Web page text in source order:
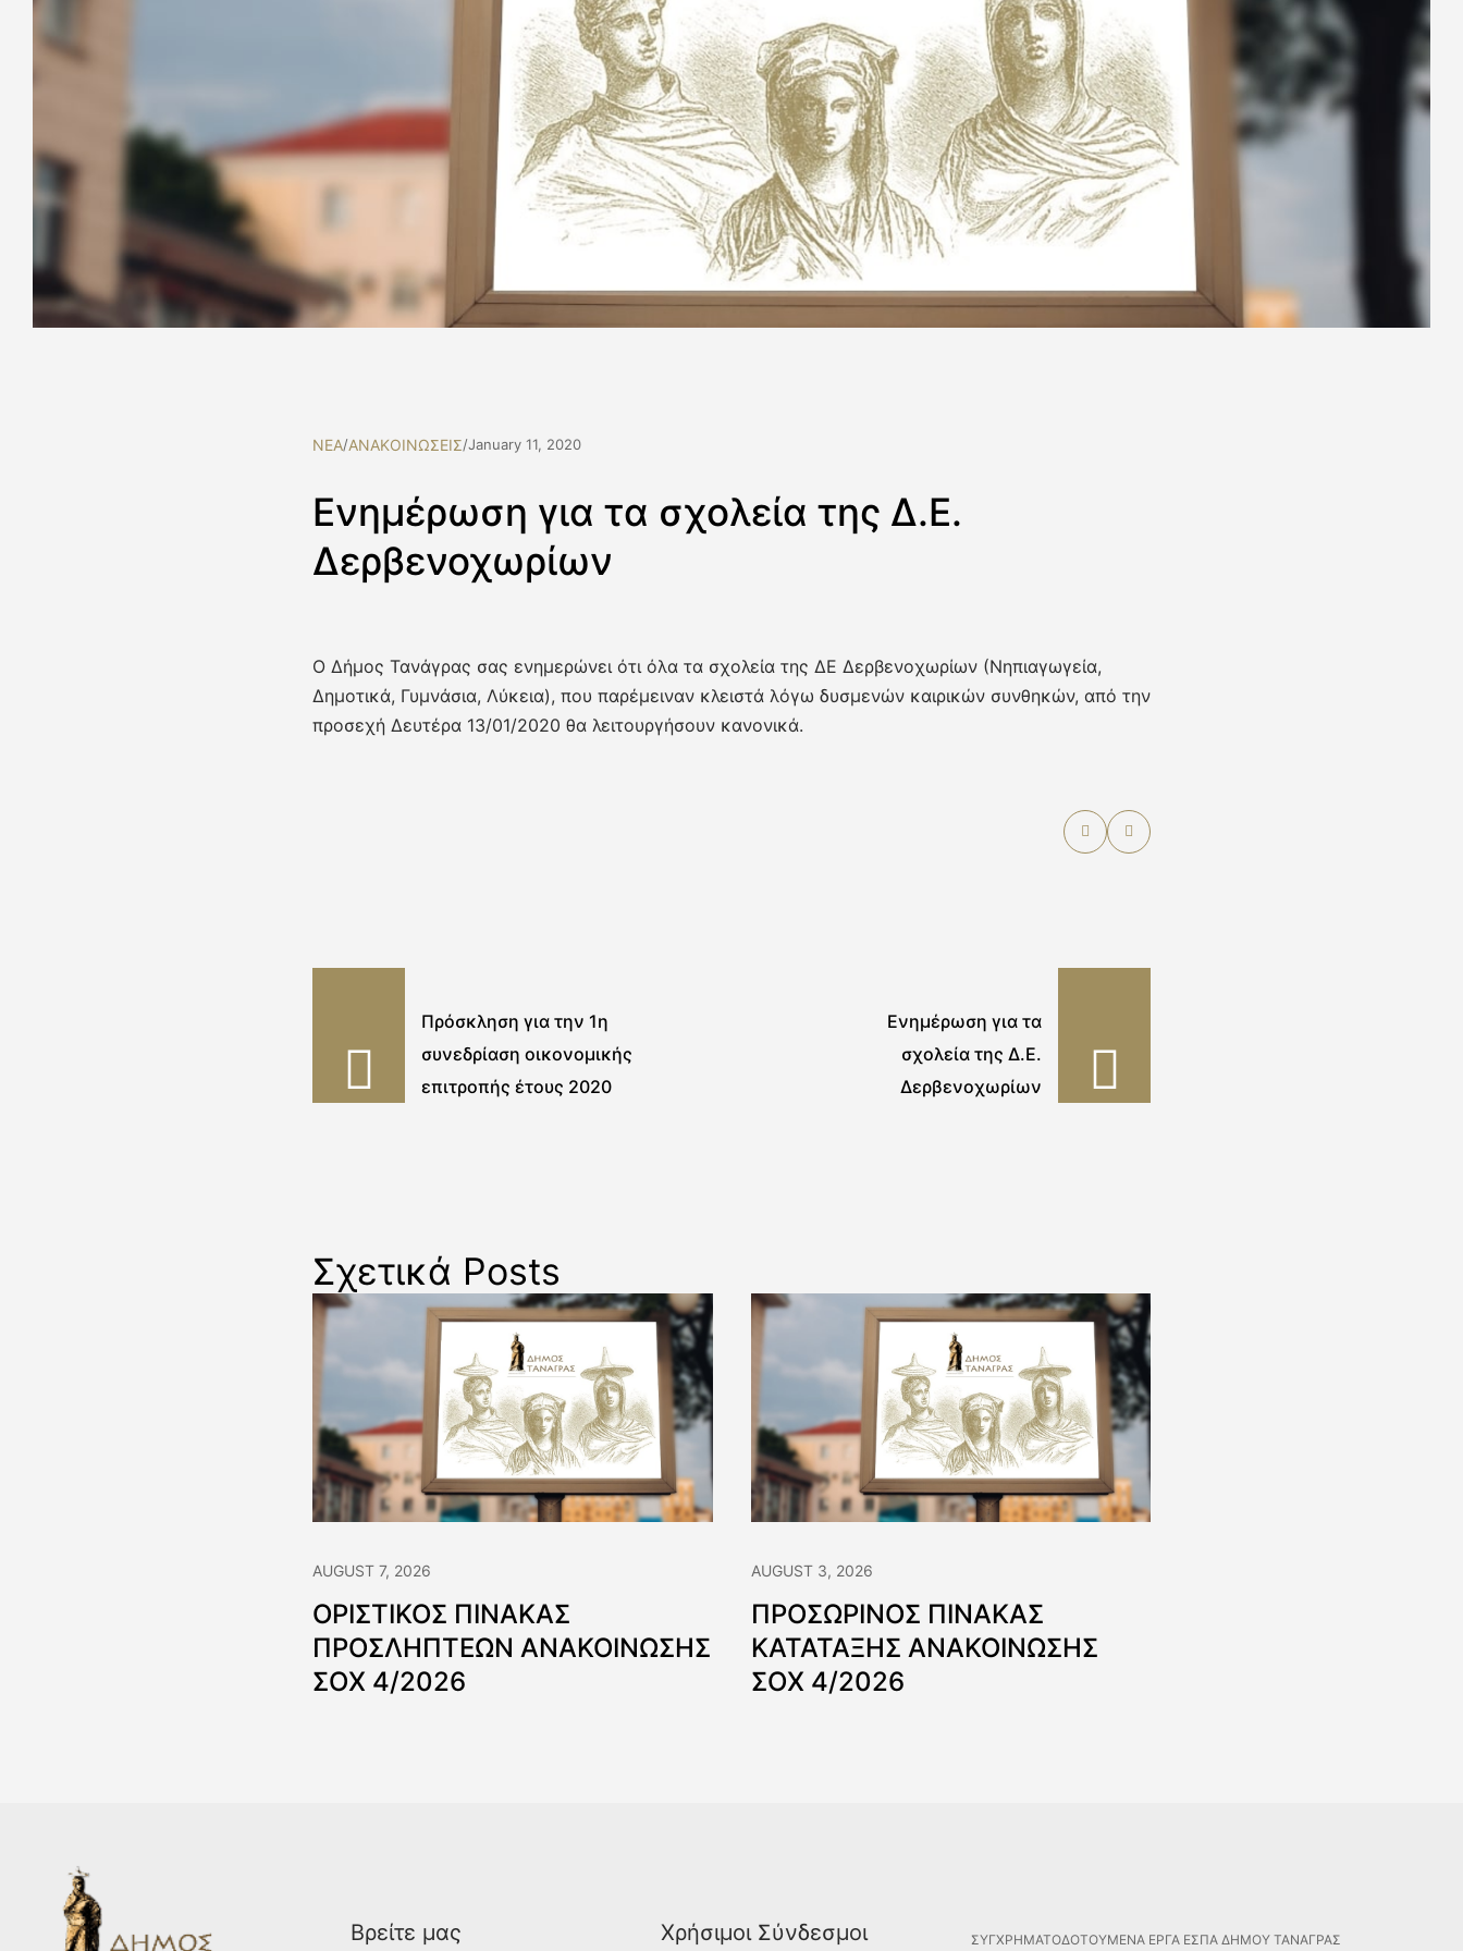
NEA/ΑΝΑΚΟΙΝΩΣΕΙΣ/January 11, 2020
Ενημέρωση για τα σχολεία της Δ.Ε.
Δερβενοχωρίων
O Δήμος Τανάγρας σας ενημερώνει ότι όλα τα σχολεία της ΔΕ Δερβενοχωρίων (Νηπιαγωγεία,
Δημοτικά, Γυμνάσια, Λύκεια), που παρέμειναν κλειστά λόγω δυσμενών καιρικών συνθηκών, από την
προσεχή Δευτέρα 13/01/2020 θα λειτουργήσουν κανονικά.
Πρόσκληση για την 1η
συνεδρίαση οικονομικής
επιτροπής έτους 2020
Ενημέρωση για τα
σχολεία της Δ.Ε.
Δερβενοχωρίων
Σχετικά Posts
AUGUST 7, 2026
ΟΡΙΣΤΙΚΟΣ ΠΙΝΑΚΑΣ
ΠΡΟΣΛΗΠΤΕΩΝ ΑΝΑΚΟΙΝΩΣΗΣ
ΣΟΧ 4/2026
AUGUST 3, 2026
ΠΡΟΣΩΡΙΝΟΣ ΠΙΝΑΚΑΣ
ΚΑΤΑΤΑΞΗΣ ΑΝΑΚΟΙΝΩΣΗΣ
ΣΟΧ 4/2026
Βρείτε μας Χρήσιμοι Σύνδεσμοι ΣΥΓΧΡΗΜΑΤΟΔΟΤΟΥΜΕΝΑ ΕΡΓΑ ΕΣΠΑ ΔΗΜΟΥ ΤΑΝΑΓΡΑΣ